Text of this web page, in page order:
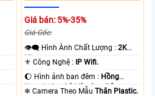
Giá bán: 5%-35%
Giá Gốc:
👁️‍🗨 Hình Ành Chất Lượng :2K
Lite .
⚜️ Công Nghệ :
IP Wifi.
🌔 Hình ảnh ban đêm : Hồng
Ngoại 10m Có Màu Ban Ðêm.
❄ Camera Theo MẫuThân Plastic.